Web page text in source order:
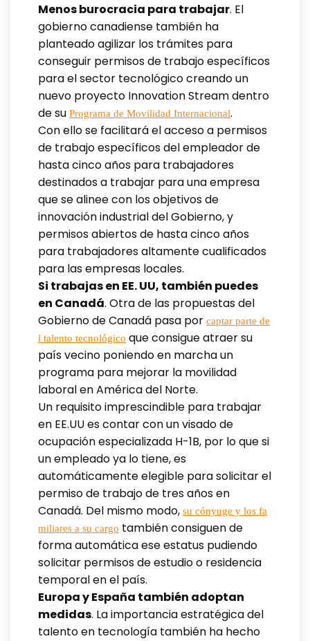
Menos burocracia para trabajar. El
gobierno canadiense también ha
planteado agilizar los trámites para
conseguir permisos de trabajo específicos
para el sector tecnológico creando un
nuevo proyecto Innovation Stream dentro
de su Programa de Movilidad Internacional.
Con ello se facilitará el acceso a permisos
de trabajo específicos del empleador de
hasta cinco años para trabajadores
destinados a trabajar para una empresa
que se alinee con los objetivos de
innovación industrial del Gobierno, y
permisos abiertos de hasta cinco años
para trabajadores altamente cualificados
para las empresas locales.
Si trabajas en EE. UU, también puedes
en Canadá. Otra de las propuestas del
Gobierno de Canadá pasa por captar parte de
l talento tecnológico que consigue atraer su
país vecino poniendo en marcha un
programa para mejorar la movilidad
laboral en América del Norte.
Un requisito imprescindible para trabajar
en EE.UU es contar con un visado de
ocupación especializada H-1B, por lo que si
un empleado ya lo tiene, es
automáticamente elegible para solicitar el
permiso de trabajo de tres años en
Canadá. Del mismo modo, su cónyuge y los fa
miliares a su cargo también consiguen de
forma automática ese estatus pudiendo
solicitar permisos de estudio o residencia
temporal en el país.
Europa y España también adoptan
medidas. La importancia estratégica del
talento en tecnología también ha hecho